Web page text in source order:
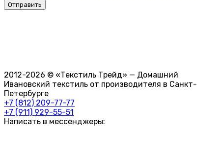
2012-2026 © «Текстиль Трейд» — Домашний
Ивановский текстиль от производителя в Санкт-
Петербурге
+7 (812) 209-77-77
+7 (911) 929-55-51
Написать в мессенджеры: